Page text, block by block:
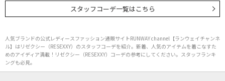
スタッフコーデ一覧はこちら
人気ブランドの公式レディースファッション通販サイトRUNWAY channel【ランウェイチャンネ
ル】はリゼクシー（RESEXXY）のスタッフコーデを紹介。新着、人気のアイテムを着こなすた
めのアイディア満載！リゼクシー（RESEXXY）コーデの参考にしてください。スタッフランキ
ングも必見。